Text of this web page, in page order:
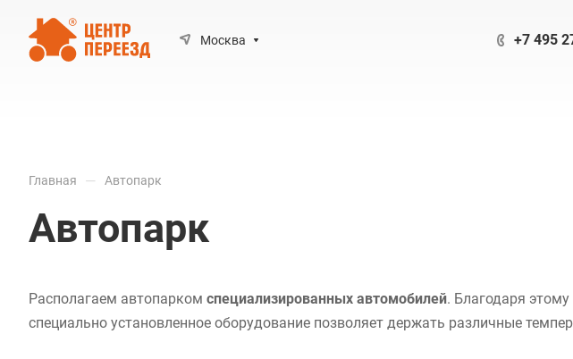
Москва +7 495
Главная — Автопарк
Автопарк
Располагаем автопарком специализированных автомобилей. Благодаря этому
специально установленное оборудование позволяет держать различные